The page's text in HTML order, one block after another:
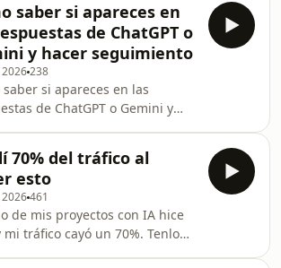
www.spreaker.com/podcast/seo-
support.Newsletter
Radical:
marketingradical.substack.com/
con IA:
negociosconia.substack.com/welcomeMis
borjagiron.com/librosSysteme
https://borjagiron.co
saber si apareces en
de ChatGPT o
y hacer seguimiento
238
saber si apareces en las
de ChatGPT o Gemini y
borjagiron.com/rankpromptConviértete
de este podcast:
www.spreaker.com/podcast/seo-
support.Newsletter
Radical:
marketingradical.substack.com/
70% del tráfico al
esto
461
de mis proyectos con IA hice
mi tráfico cayó un 70%. Tenlo